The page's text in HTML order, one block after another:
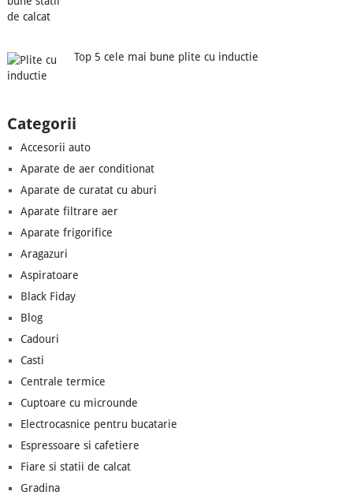
Top 5 cele mai bune plite cu inductie
Categorii
Accesorii auto
Aparate de aer conditionat
Aparate de curatat cu aburi
Aparate filtrare aer
Aparate frigorifice
Aragazuri
Aspiratoare
Black Fiday
Blog
Cadouri
Casti
Centrale termice
Cuptoare cu microunde
Electrocasnice pentru bucatarie
Espressoare si cafetiere
Fiare si statii de calcat
Gradina